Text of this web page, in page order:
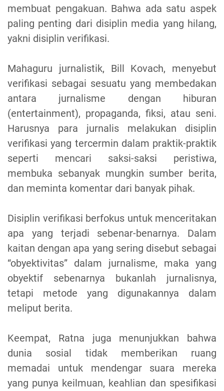
membuat pengakuan. Bahwa ada satu aspek
paling penting dari disiplin media yang hilang,
yakni disiplin verifikasi.
Mahaguru jurnalistik, Bill Kovach, menyebut
verifikasi sebagai sesuatu yang membedakan
antara jurnalisme dengan hiburan
(entertainment), propaganda, fiksi, atau seni.
Harusnya para jurnalis melakukan disiplin
verifikasi yang tercermin dalam praktik-praktik
seperti mencari saksi-saksi peristiwa,
membuka sebanyak mungkin sumber berita,
dan meminta komentar dari banyak pihak.
Disiplin verifikasi berfokus untuk menceritakan
apa yang terjadi sebenar-benarnya. Dalam
kaitan dengan apa yang sering disebut sebagai
“obyektivitas” dalam jurnalisme, maka yang
obyektif sebenarnya bukanlah jurnalisnya,
tetapi metode yang digunakannya dalam
meliput berita.
Keempat, Ratna juga menunjukkan bahwa
dunia sosial tidak memberikan ruang
memadai untuk mendengar suara mereka
yang punya keilmuan, keahlian dan spesifikasi